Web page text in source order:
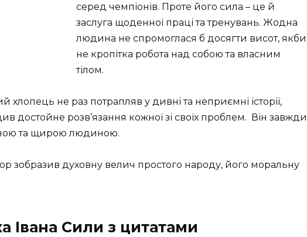
серед чемпіонів. Проте його сила – це й
заслуга щоденної праці та тренувань. Жодна
людина не спромоглася б досягти висот, якби
не кропітка робота над собою та власним
тілом.
хлопець не раз потрапляв у дивні та неприємні історії,
достойне розв’язання кожної зі своїх проблем. Він завжди
та щирою людиною.
зобразив духовну велич простого народу, його моральну
Івана Сили з цитатами